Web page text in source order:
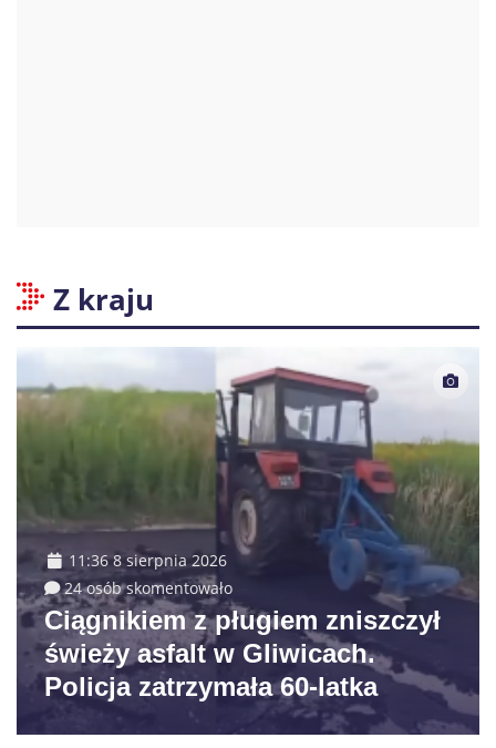
Z kraju
11:36 8 sierpnia 2026
24 osób skomentowało
Ciągnikiem z pługiem zniszczył
świeży asfalt w Gliwicach.
Policja zatrzymała 60-latka